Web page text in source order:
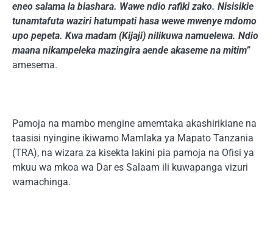
eneo salama la biashara. Wawe ndio rafiki zako. Nisisikie
tunamtafuta waziri hatumpati hasa wewe mwenye mdomo
upo pepeta. Kwa madam (Kijaji) nilikuwa namuelewa. Ndio
maana nikampeleka mazingira aende akaseme na mitim”
amesema.
Pamoja na mambo mengine amemtaka akashirikiane na
taasisi nyingine ikiwamo Mamlaka ya Mapato Tanzania
(TRA), na wizara za kisekta lakini pia pamoja na Ofisi ya
mkuu wa mkoa wa Dar es Salaam ili kuwapanga vizuri
wamachinga.